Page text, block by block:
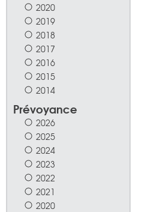
2020
2019
2018
2017
2016
2015
2014
Prévoyance
2026
2025
2024
2023
2022
2021
2020